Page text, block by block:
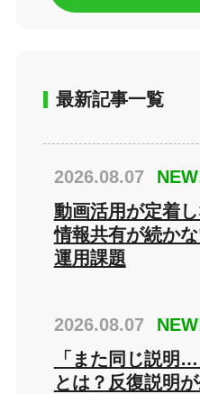
最新記事一覧
2026.08.07
動画活用が定着
情報共有が続か
運用課題
2026.08.07
「また同じ説明
とは？反復説明